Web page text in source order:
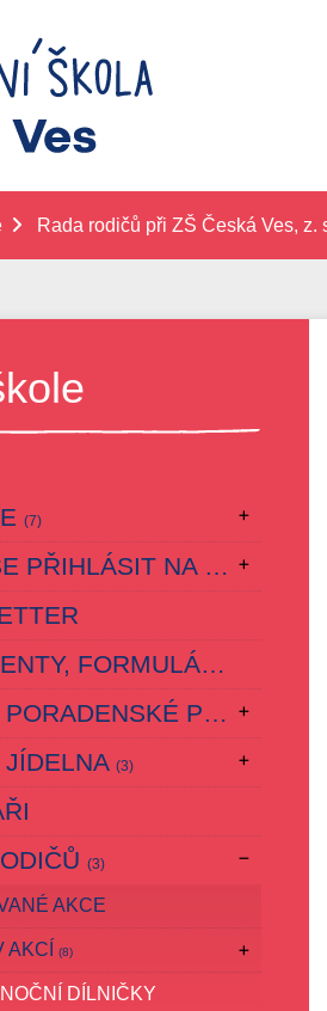
Rada rodičů při ZŠ Česká Ves, z.
(7)
PROČ SE PŘIHLÁSIT NA ČESKOVESKOU ZÁKLADKU?
DOKUMENTY, FORMULÁŘE, ŠVP
ŠKOLNÍ PORADENSKÉ PRACOVIŠTĚ
JÍDELNA (3)
(3)
AKCE
AKCÍ (8)
DÍLNIČKY